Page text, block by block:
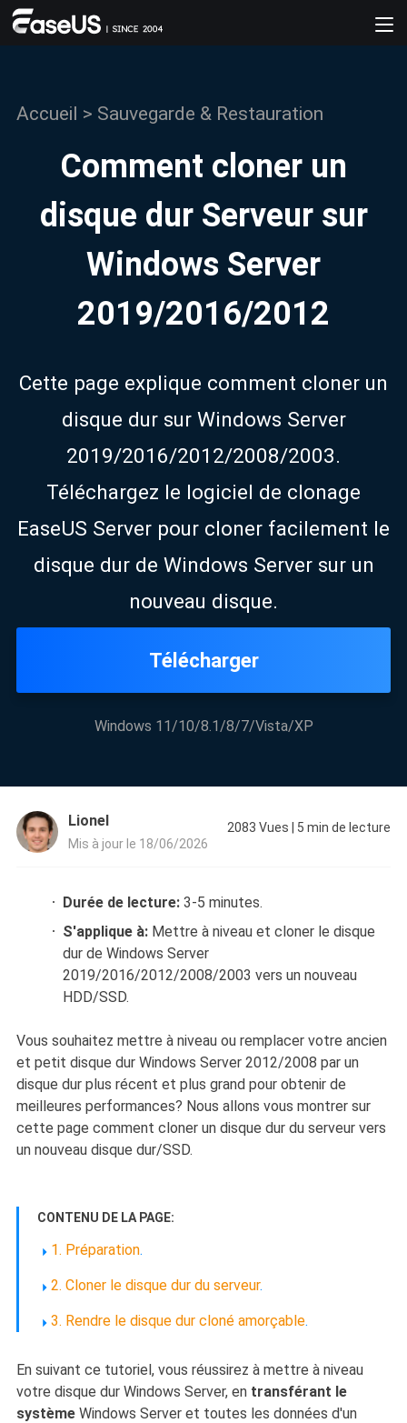
Accueil > Sauvegarde & Restauration
Comment cloner un
disque dur Serveur sur
Windows Server
2019/2016/2012
Cette page explique comment cloner un
disque dur sur Windows Server
2019/2016/2012/2008/2003.
Téléchargez le logiciel de clonage
EaseUS Server pour cloner facilement le
disque dur de Windows Server sur un
nouveau disque.
Télécharger
Windows 11/10/8.1/8/7/Vista/XP
Lionel
Mis à jour le 18/06/2026
2083 Vues 5 min de lecture
Durée de lecture:3-5 minutes.
S'applique à: Mettre à niveau et cloner le disque
dur de Windows Server
2019/2016/2012/2008/2003 vers un nouveau
HDD/SSD.
Vous souhaitez mettre à niveau ou remplacer votre ancien
et petit disque dur Windows Server 2012/2008 par un
disque dur plus récent et plus grand pour obtenir de
meilleures performances? Nous allons vous montrer sur
cette page comment cloner un disque dur du serveur vers
un nouveau disque dur/SSD.
CONTENU DE LA PAGE:
1. Préparation.
2. Cloner le disque dur du serveur.
3. Rendre le disque dur cloné amorçable.
En suivant ce tutoriel, vous réussirez à mettre à niveau
votre disque dur Windows Server, en transférant le
systèmeWindows Server et toutes les données d'un